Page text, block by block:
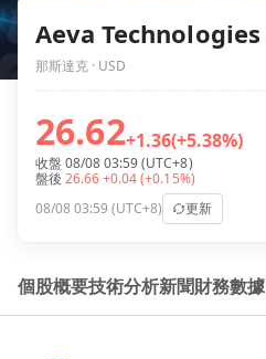
Aeva Technologies
那斯達克 · USD
26.62+1.36(+5.38%)
收盤 08/08 03:59 (UTC+8)
盤後26.66+0.04(+0.15%)
08/08 03:59 (UTC+8)
更新
個股概要技術分析新聞財務數據